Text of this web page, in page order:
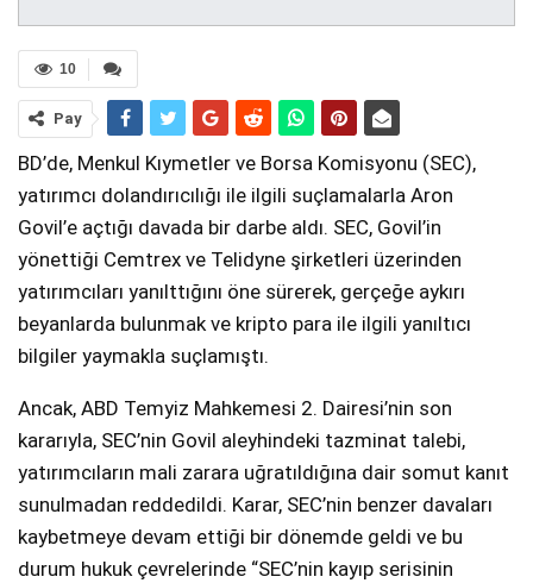
10
Pay
BD’de, Menkul Kıymetler ve Borsa Komisyonu (SEC),
yatırımcı dolandırıcılığı ile ilgili suçlamalarla Aron
Govil’e açtığı davada bir darbe aldı. SEC, Govil’in
yönettiği Cemtrex ve Telidyne şirketleri üzerinden
yatırımcıları yanılttığını öne sürerek, gerçeğe aykırı
beyanlarda bulunmak ve kripto para ile ilgili yanıltıcı
bilgiler yaymakla suçlamıştı.
Ancak, ABD Temyiz Mahkemesi 2. Dairesi’nin son
kararıyla, SEC’nin Govil aleyhindeki tazminat talebi,
yatırımcıların mali zarara uğratıldığına dair somut kanıt
sunulmadan reddedildi. Karar, SEC’nin benzer davaları
kaybetmeye devam ettiği bir dönemde geldi ve bu
durum hukuk çevrelerinde “SEC’nin kayıp serisinin